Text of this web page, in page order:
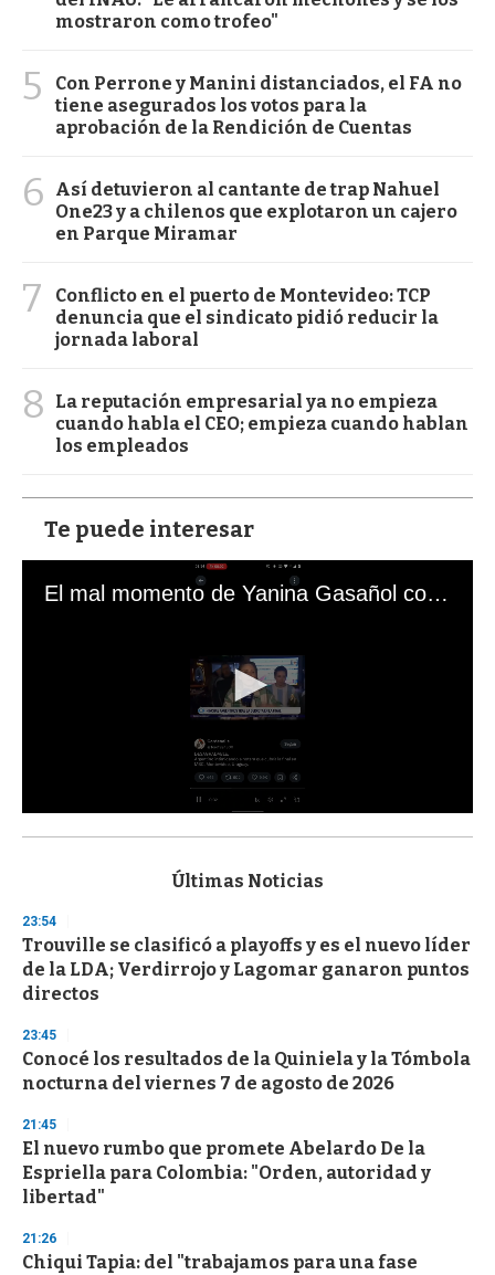
mostraron como trofeo"
5
Con Perrone y Manini distanciados, el FA no
tiene asegurados los votos para la
aprobación de la Rendición de Cuentas
6
Así detuvieron al cantante de trap Nahuel
One23 y a chilenos que explotaron un cajero
en Parque Miramar
7
Conflicto en el puerto de Montevideo: TCP
denuncia que el sindicato pidió reducir la
jornada laboral
8
La reputación empresarial ya no empieza
cuando habla el CEO; empieza cuando hablan
los empleados
Te puede interesar
El mal momento de Yanina Gasañol con un hincha argentino en "Subrayado"
s
d
s
o
f
3
s
e
c
o
d
s
Últimas Noticias
23:54
Trouville se clasificó a playoffs y es el nuevo líder
de la LDA; Verdirrojo y Lagomar ganaron puntos
directos
23:45
Conocé los resultados de la Quiniela y la Tómbola
nocturna del viernes 7 de agosto de 2026
21:45
El nuevo rumbo que promete Abelardo De la
Espriella para Colombia: "Orden, autoridad y
libertad"
21:26
Chiqui Tapia: del "trabajamos para una fase